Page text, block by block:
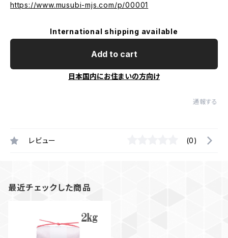
https://www.musubi-mjs.com/p/00001
International shipping available
Add to cart
日本国内にお住まいの方向け
通報する
レビュー (0)
最近チェックした商品